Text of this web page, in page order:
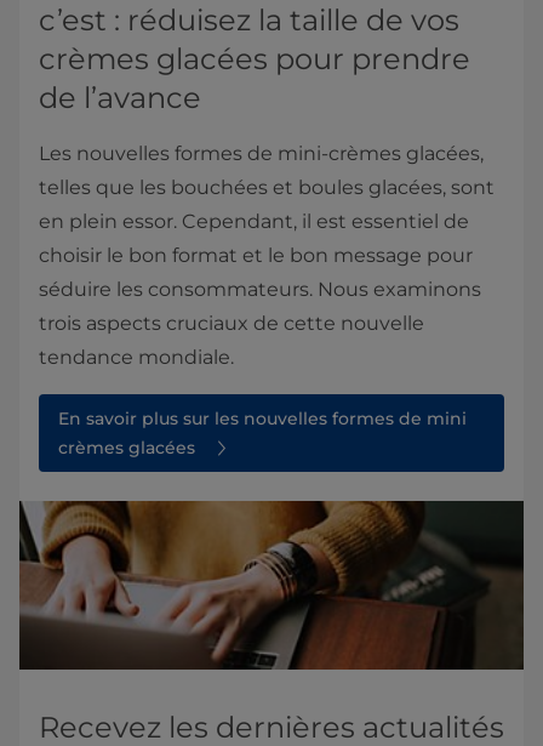
c’est : réduisez la taille de vos
crèmes glacées pour prendre
de l’avance
Les nouvelles formes de mini-crèmes glacées,
telles que les bouchées et boules glacées, sont
en plein essor. Cependant, il est essentiel de
choisir le bon format et le bon message pour
séduire les consommateurs. Nous examinons
trois aspects cruciaux de cette nouvelle
tendance mondiale.
En savoir plus sur les nouvelles formes de mini
crèmes glacées
Recevez les dernières actualités